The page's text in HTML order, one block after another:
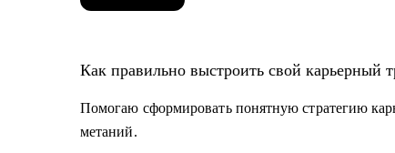
Как правильно выстроить свой карьерный
Помогаю сформировать понятную стратегию
метаний.